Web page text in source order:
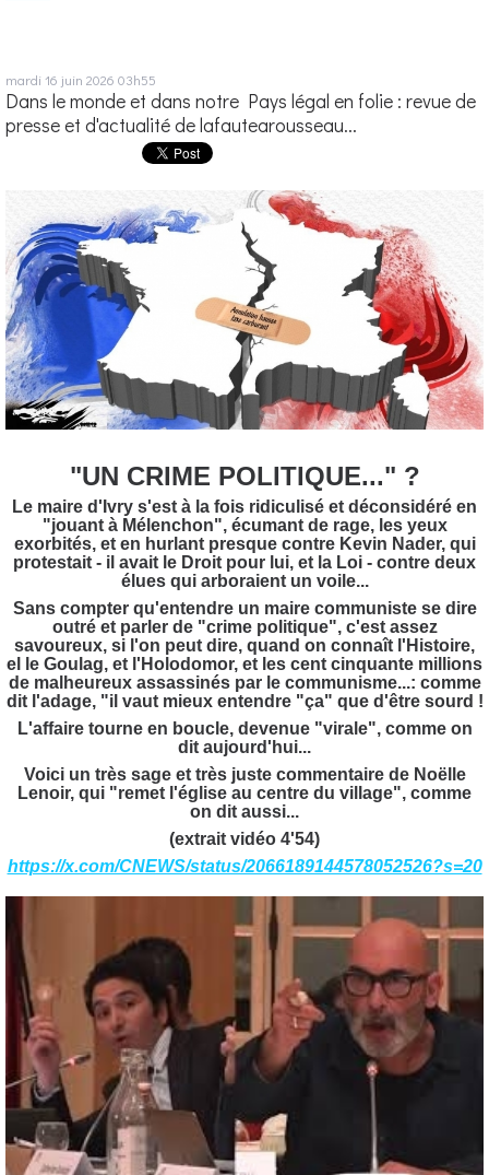
mardi 16 juin 2026 03h55
Dans le monde et dans notre Pays légal en folie : revue de
presse et d'actualité de lafautearousseau...
"UN CRIME POLITIQUE..." ?
Le maire d'Ivry s'est à la fois ridiculisé et déconsidéré en
"jouant à Mélenchon", écumant de rage, les yeux
exorbités, et en hurlant presque contre Kevin Nader, qui
protestait - il avait le Droit pour lui, et la Loi - contre deux
élues qui arboraient un voile...
Sans compter qu'entendre un maire communiste se dire
outré et parler de "crime politique", c'est assez
savoureux, si l'on peut dire, quand on connaît l'Histoire,
el le Goulag, et l'Holodomor, et les cent cinquante millions
de malheureux assassinés par le communisme...: comme
dit l'adage, "il vaut mieux entendre "ça" que d'être sourd !
L'affaire tourne en boucle, devenue "virale", comme on
dit aujourd'hui...
Voici un très sage et très juste commentaire de Noëlle
Lenoir, qui "remet l'église au centre du village", comme
on dit aussi...
(extrait vidéo 4'54)
https://x.com/CNEWS/status/2066189144578052526?s=20